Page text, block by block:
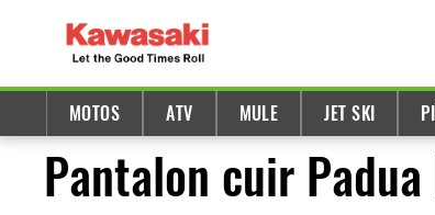
MOTOS ATV MULE JET SKI
Pantalon cuir